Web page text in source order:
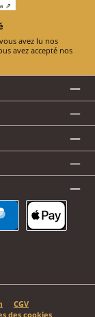
⇗
En sélectionnant Continuer, vous confirmez que vous avez lu nos
et que vous avez accepté nos
CGV
des cookies